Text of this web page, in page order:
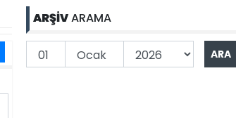
ARŞİVARAMA